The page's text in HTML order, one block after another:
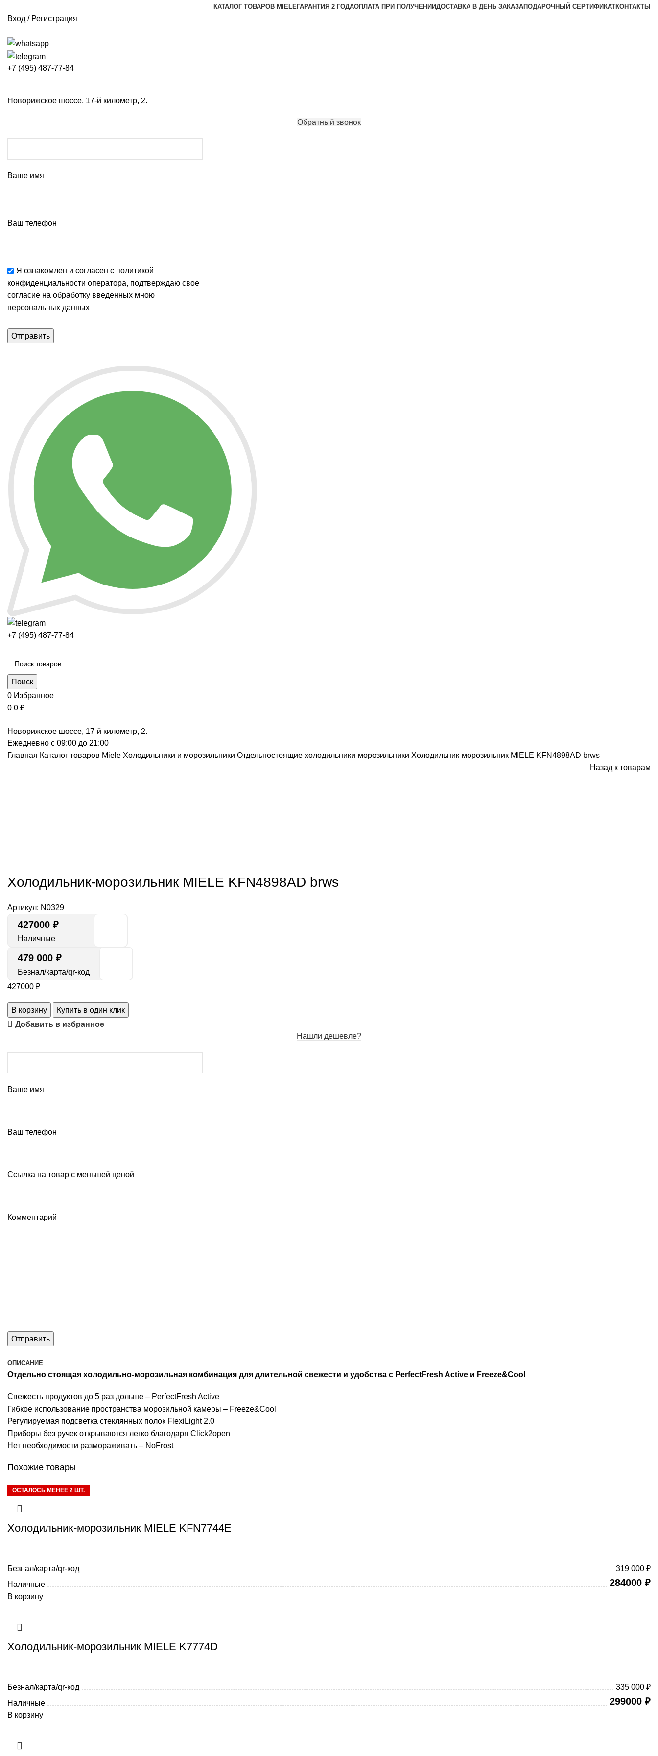
КАТАЛОГ ТОВАРОВ MIELEГАРАНТИЯ 2 ГОДАОПЛАТА ПРИ ПОЛУЧЕНИИДОСТАВКА В ДЕНЬ ЗАКАЗАПОДАРОЧНЫЙ СЕРТИФИКАТКОНТАКТЫ
Вход / Регистрация
+7 (495) 487-77-84
Новорижское шоссе, 17-й километр, 2.
Обратный звонок
Ваше имя
Ваш телефон
Я ознакомлен и согласен с политикой
конфиденциальности оператора, подтверждаю свое
согласие на обработку введенных мною
персональных данных
+7 (495) 487-77-84
Поиск
0 Избранное
0 0 ₽
Новорижское шоссе, 17-й километр, 2.
Ежедневно с 09:00 до 21:00
Главная Каталог товаров Miele Холодильники и морозильники Отдельностоящие холодильники-морозильники Холодильник-морозильник MIELE KFN4898AD brws
Назад к товарам
Холодильник-морозильник MIELE KFN4898AD brws
Артикул: N0329
427000 ₽
Наличные
479 000 ₽
Безнал/карта/qr-код
427000 ₽
В корзину
Купить в один клик
Добавить в избранное
Нашли дешевле?
Ваше имя
Ваш телефон
Ссылка на товар с меньшей ценой
Комментарий
ОПИСАНИЕ
Отдельно стоящая холодильно-морозильная комбинация для длительной свежести и удобства с PerfectFresh Active и Freeze&Cool
Свежесть продуктов до 5 раз дольше – PerfectFresh Active
Гибкое использование пространства морозильной камеры – Freeze&Cool
Регулируемая подсветка стеклянных полок FlexiLight 2.0
Приборы без ручек открываются легко благодаря Click2open
Нет необходимости размораживать – NoFrost
Похожие товары
ОСТАЛОСЬ МЕНЕЕ 2 ШТ.
Холодильник-морозильник MIELE KFN7744E
Безнал/карта/qr-код
319 000 ₽
Наличные
284000 ₽
В корзину
Холодильник-морозильник MIELE K7774D
Безнал/карта/qr-код
335 000 ₽
Наличные
299000 ₽
В корзину